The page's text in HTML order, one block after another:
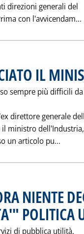
direzioni generali del
con l'avvicendam...
IL
sempre più difficili da
direttore generale
il ministro dell'Industria,
un articolo pu...
NIENTE
POLITICA
di pubblica utilità,